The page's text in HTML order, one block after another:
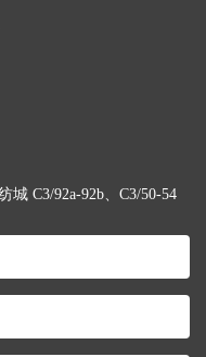
C3/92a-92b、C3/50-54